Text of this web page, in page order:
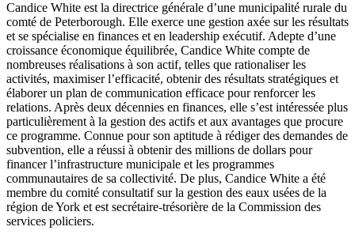
Candice White est la directrice générale d’une municipalité rurale du
comté de Peterborough. Elle exerce une gestion axée sur les résultats
et se spécialise en finances et en leadership exécutif. Adepte d’une
croissance économique équilibrée, Candice White compte de
nombreuses réalisations à son actif, telles que rationaliser les
activités, maximiser l’efficacité, obtenir des résultats stratégiques et
élaborer un plan de communication efficace pour renforcer les
relations. Après deux décennies en finances, elle s’est intéressée plus
particulièrement à la gestion des actifs et aux avantages que procure
ce programme. Connue pour son aptitude à rédiger des demandes de
subvention, elle a réussi à obtenir des millions de dollars pour
financer l’infrastructure municipale et les programmes
communautaires de sa collectivité. De plus, Candice White a été
membre du comité consultatif sur la gestion des eaux usées de la
région de York et est secrétaire-trésorière de la Commission des
services policiers.